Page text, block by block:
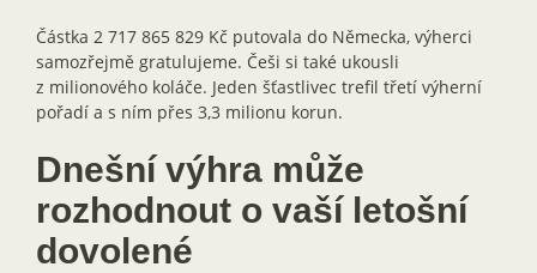
Částka 2 717 865 829 Kč putovala do Německa, výherci
samozřejmě gratulujeme. Češi si také ukousli
z milionového koláče. Jeden šťastlivec trefil třetí výherní
pořadí a s ním přes 3,3 milionu korun.
Dnešní výhra může
rozhodnout o vaší letošní
dovolené